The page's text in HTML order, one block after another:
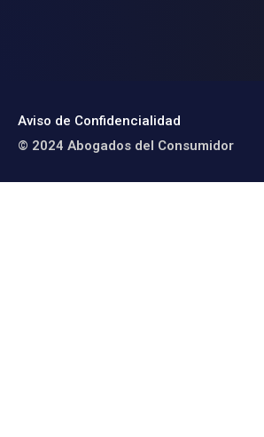
Aviso de Confidencialidad
© 2024 Abogados del Consumidor